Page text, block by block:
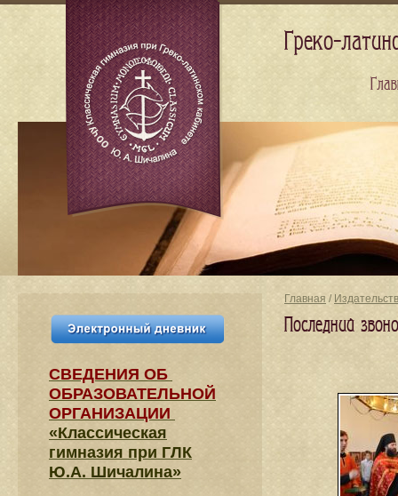
Главная /
Последний
СВЕДЕНИЯ​ ОБ
ОБРАЗОВАТЕЛЬНОЙ
ОРГАНИЗАЦИИ
«Классическая
гимназия при ГЛК
Ю.А. Шичалина»
Греко-